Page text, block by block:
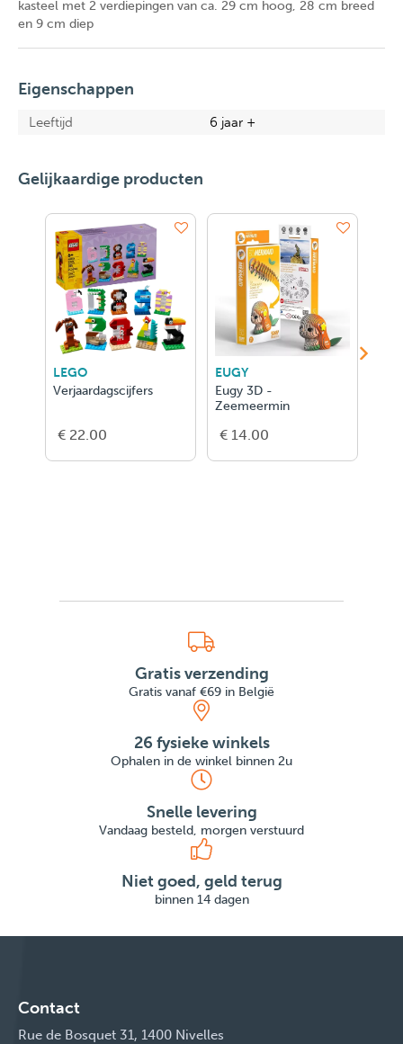
kasteel met 2 verdiepingen van ca. 29 cm hoog, 28 cm breed
en 9 cm diep
Eigenschappen
Leeftijd 6 jaar +
Gelijkaardige producten
EUGY
Eugy 3D -
€ 14.00
EUGY
Eugy 3D - Duif
€ 14.00
Gratis verzending
Gratis vanaf €69 in België
26 fysieke winkels
Ophalen in de winkel binnen 2u
Snelle levering
Vandaag besteld, morgen verstuurd
Niet goed, geld terug
binnen 14 dagen
Contact
Rue de Bosquet 31, 1400 Nivelles